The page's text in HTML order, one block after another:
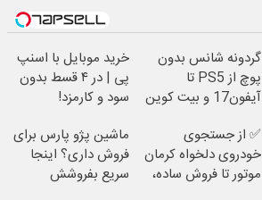
گردونه شانس بدون
پوچ از PS5 تا
آیفون17 و بیت کوین
خرید موبایل با اسنپ
پی | در ۴ قسط بدون
سود و کارمزد!
✅ از جستجوی
خودروی دلخواه کرمان
موتور تا فروش ساده،
ماشین پژو پارس برای
فروش داری؟ اینجا
سریع بفروشش